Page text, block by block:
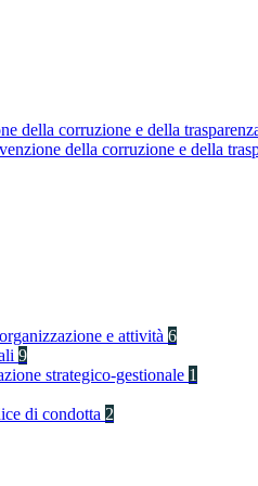
della corruzione e della
della corruzione e della
e attività 6
9
strategico-gestionale 1
di condotta 2